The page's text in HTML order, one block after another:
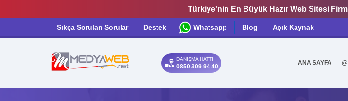
Türkiye'nin En Büyük Hazır Web Sitesi
Sıkça Sorulan Sorular Destek Whatsapp Blog Açık Kaynak
DANIŞMA HATTI
0850 309 94 40
ANA SAYFA